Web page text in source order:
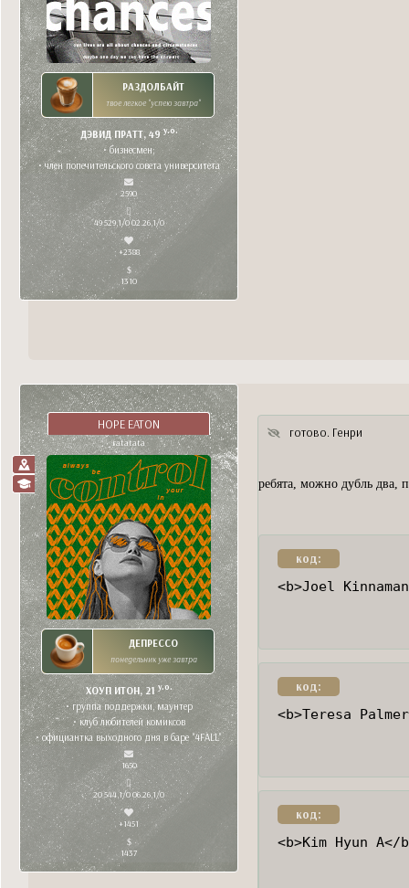
РАЗДОЛБАЙТ
твое легкое "успею завтра"
ДЭВИД ПРАТТ, 49y.o.
• бизнесмен;
• член попечительского совета университета
2590
49 529,1/0 02.26,1/0
+2388
1310
HOPE EATON
ratatata
ДЕПРЕССО
понедельник уже завтра
ХОУП ИТОН, 21 y.o.
• группа поддержки, маунтер
• клуб любителей комиксов
• официантка выходного дня в баре "4FALL"
1650
20 544,1/0 06.26,1/0
+1451
1437
готово. Генри
ребята, можно дубль два,
код:
<b>Joel
код:
<b>Teresa
код:
<b>Kim Hyun